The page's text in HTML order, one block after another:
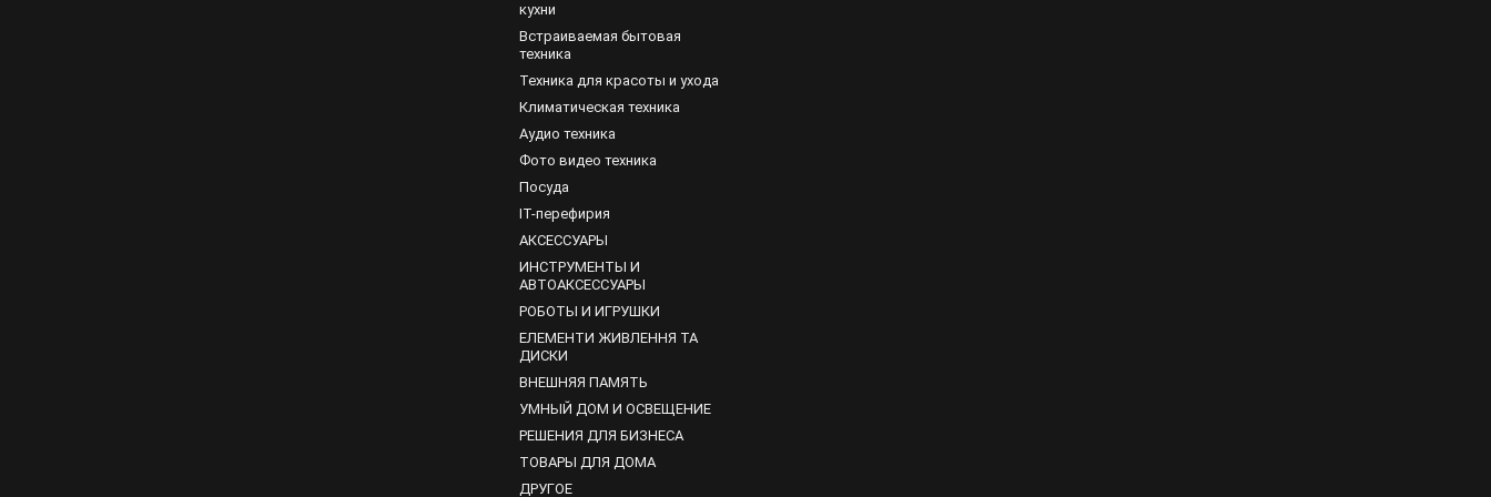
Антенны. Бывают внутренними и внешними. Внешние в ряде случаев могут быть съёмными.
Максимальная мощность передатчика. Определяет силу распространения и передачи сигнала. Мощность большинства точек доступа не
превышает двадцать децибел миливат.
Стандарт. Они позволяют оценивать максимальную скорость работы. Стоит учитывать, что реальная скорость может существенно отличаться,
поскольку она зависит от множества индивидуальных факторов.
В случае, если затруднения всё же возникли, вы всегда можете обратиться к нашему онлайн-консультанту, который ответит на любой вопрос по теме
кухни
Встраиваемая бытовая
техника
Техника для красоты и ухода
Климатическая техника
Аудио техника
Фото видео техника
Посуда
IT-перефирия
АКСЕССУАРЫ
ИНСТРУМЕНТЫ И
АВТОАКСЕССУАРЫ
РОБОТЫ И ИГРУШКИ
ЕЛЕМЕНТИ ЖИВЛЕННЯ ТА
ДИСКИ
ВНЕШНЯЯ ПАМЯТЬ
УМНЫЙ ДОМ И ОСВЕЩЕНИЕ
РЕШЕНИЯ ДЛЯ БИЗНЕСА
ТОВАРЫ ДЛЯ ДОМА
ДРУГОЕ